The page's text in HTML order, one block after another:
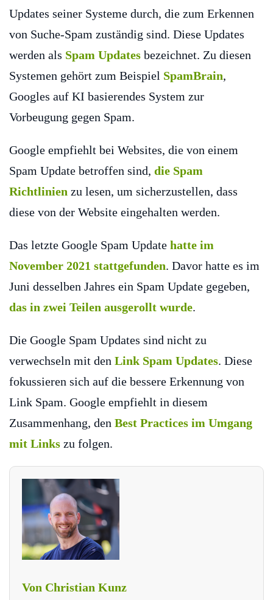
Updates seiner Systeme durch, die zum Erkennen
von Suche-Spam zuständig sind. Diese Updates
werden als Spam Updates bezeichnet. Zu diesen
Systemen gehört zum Beispiel SpamBrain,
Googles auf KI basierendes System zur
Vorbeugung gegen Spam.
Google empfiehlt bei Websites, die von einem
Spam Update betroffen sind, die Spam
Richtlinien zu lesen, um sicherzustellen, dass
diese von der Website eingehalten werden.
Das letzte Google Spam Update hatte im
November 2021 stattgefunden. Davor hatte es im
Juni desselben Jahres ein Spam Update gegeben,
das in zwei Teilen ausgerollt wurde.
Die Google Spam Updates sind nicht zu
verwechseln mit den Link Spam Updates. Diese
fokussieren sich auf die bessere Erkennung von
Link Spam. Google empfiehlt in diesem
Zusammenhang, den Best Practices im Umgang
mit Links zu folgen.
Von Christian Kunz